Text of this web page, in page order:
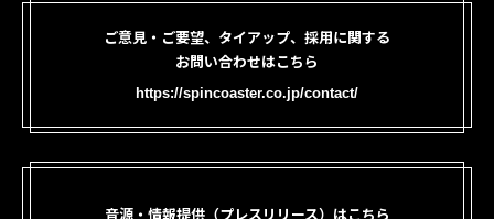
ご意見・ご要望、タイアップ、採用に関する
お問い合わせはこちら
https://spincoaster.co.jp/contact/
音源・情報提供（プレスリリース）はこちら